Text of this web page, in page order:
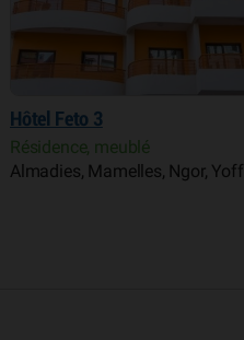
Hôtel Feto 3
Résidence, meublé
Almadies, Mamelles, Ngor, Yoff